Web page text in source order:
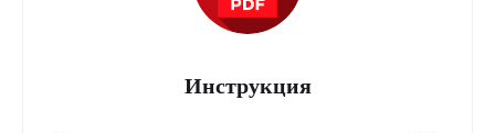
Инструкция